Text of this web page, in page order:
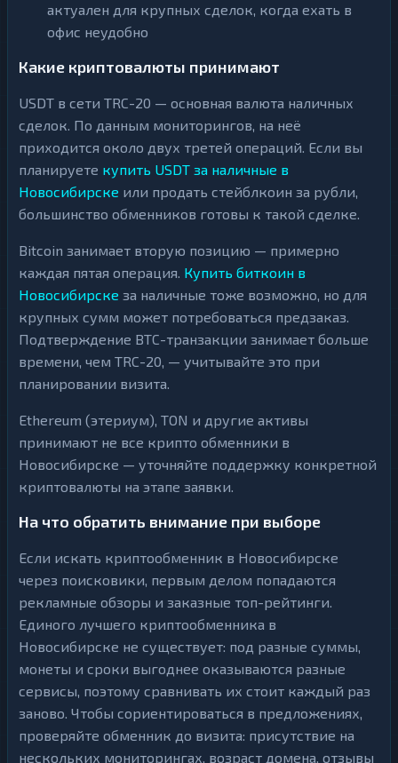
актуален для крупных сделок, когда ехать в
офис неудобно
Какие криптовалюты принимают
USDT в сети TRC-20 — основная валюта наличных
сделок. По данным мониторингов, на неё
приходится около двух третей операций. Если вы
планируете купить USDT за наличные в
Новосибирске или продать стейблкоин за рубли,
большинство обменников готовы к такой сделке.
Bitcoin занимает вторую позицию — примерно
каждая пятая операция. Купить биткоин в
Новосибирске за наличные тоже возможно, но для
крупных сумм может потребоваться предзаказ.
Подтверждение BTC-транзакции занимает больше
времени, чем TRC-20, — учитывайте это при
планировании визита.
Ethereum (этериум), TON и другие активы
принимают не все крипто обменники в
Новосибирске — уточняйте поддержку конкретной
криптовалюты на этапе заявки.
На что обратить внимание при выборе
Если искать криптообменник в Новосибирске
через поисковики, первым делом попадаются
рекламные обзоры и заказные топ-рейтинги.
Единого лучшего криптообменника в
Новосибирске не существует: под разные суммы,
монеты и сроки выгоднее оказываются разные
сервисы, поэтому сравнивать их стоит каждый раз
заново. Чтобы сориентироваться в предложениях,
проверяйте обменник до визита: присутствие на
нескольких мониторингах, возраст домена, отзывы